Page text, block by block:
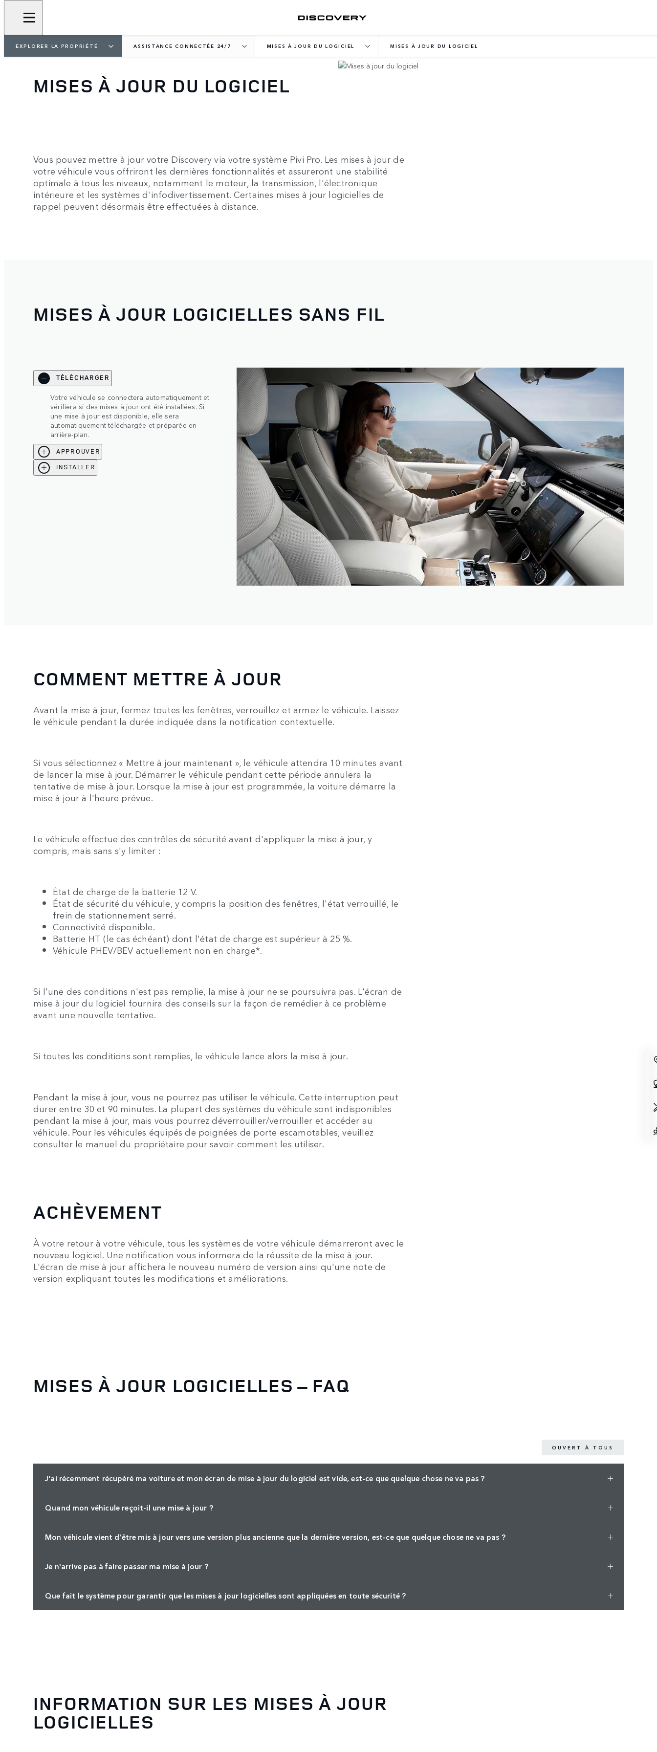
EXPLORER LA PROPRIÉTÉ ASSISTANCE CONNECTÉE 24/7 MISES À JOUR DU LOGICIEL MISES À JOUR DU LOGICIEL
MISES À JOUR DU LOGICIEL
Vous pouvez mettre à jour votre Discovery via votre système Pivi Pro. Les mises à jour de
votre véhicule vous offriront les dernières fonctionnalités et assureront une stabilité
optimale à tous les niveaux, notamment le moteur, la transmission, l'électronique
intérieure et les systèmes d'infodivertissement. Certaines mises à jour logicielles de
rappel peuvent désormais être effectuées à distance.
MISES À JOUR LOGICIELLES SANS FIL
TÉLÉCHARGER
Votre véhicule se connectera automatiquement et
vérifiera si des mises à jour ont été installées. Si
une mise à jour est disponible, elle sera
automatiquement téléchargée et préparée en
arrière-plan.
APPROUVER
INSTALLER
COMMENT METTRE À JOUR
Avant la mise à jour, fermez toutes les fenêtres, verrouillez et armez le véhicule. Laissez
le véhicule pendant la durée indiquée dans la notification contextuelle.
Si vous sélectionnez « Mettre à jour maintenant », le véhicule attendra 10 minutes avant
de lancer la mise à jour. Démarrer le véhicule pendant cette période annulera la
tentative de mise à jour. Lorsque la mise à jour est programmée, la voiture démarre la
mise à jour à l'heure prévue.
Le véhicule effectue des contrôles de sécurité avant d'appliquer la mise à jour, y
compris, mais sans s'y limiter :
État de charge de la batterie 12 V.
État de sécurité du véhicule, y compris la position des fenêtres, l'état verrouillé, le
frein de stationnement serré.
Connectivité disponible.
Batterie HT (le cas échéant) dont l'état de charge est supérieur à 25 %.
Véhicule PHEV/BEV actuellement non en charge*.
Si l'une des conditions n'est pas remplie, la mise à jour ne se poursuivra pas. L'écran de
mise à jour du logiciel fournira des conseils sur la façon de remédier à ce problème
avant une nouvelle tentative.
Si toutes les conditions sont remplies, le véhicule lance alors la mise à jour.
Pendant la mise à jour, vous ne pourrez pas utiliser le véhicule. Cette interruption peut
durer entre 30 et 90 minutes. La plupart des systèmes du véhicule sont indisponibles
pendant la mise à jour, mais vous pourrez déverrouiller/verrouiller et accéder au
véhicule. Pour les véhicules équipés de poignées de porte escamotables, veuillez
consulter le manuel du propriétaire pour savoir comment les utiliser.
ACHÈVEMENT
À votre retour à votre véhicule, tous les systèmes de votre véhicule démarreront avec le
nouveau logiciel. Une notification vous informera de la réussite de la mise à jour.
L'écran de mise à jour affichera le nouveau numéro de version ainsi qu'une note de
version expliquant toutes les modifications et améliorations.
MISES À JOUR LOGICIELLES – FAQ
OUVERT À TOUS
J'ai récemment récupéré ma voiture et mon écran de mise à jour du logiciel est vide, est-ce que quelque chose ne va pas ?
Quand mon véhicule reçoit-il une mise à jour ?
Mon véhicule vient d'être mis à jour vers une version plus ancienne que la dernière version, est-ce que quelque chose ne va pas ?
Je n'arrive pas à faire passer ma mise à jour ?
Que fait le système pour garantir que les mises à jour logicielles sont appliquées en toute sécurité ?
INFORMATION SUR LES MISES À JOUR
LOGICIELLES